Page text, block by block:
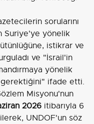
sorularını
Suriye'ye yönelik
istikrar ve
ve "İsrail'in
yönelik
gerektiğini" ifade etti.
Misyonu'nun
2026 itibarıyla 6
UNDOF'un söz